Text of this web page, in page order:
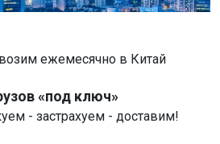
ежемесячно в Китай
«под ключ»
- застрахуем - доставим!